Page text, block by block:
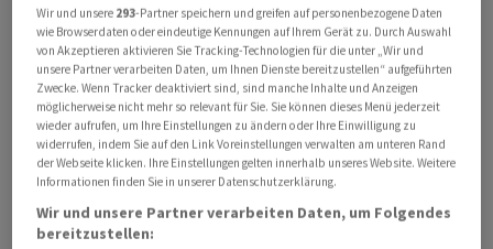
Laut dem WTW Pension Index konnte damit der
schlechte Jahresstart kompensiert werden.
Haupttreiber der Erholung war laut einer Mitteilung
vom Donnerstag die starke Anlageperformance. Zudem
seien zeitgleich die Pensionsverpflichtungen
weitgehend stabil geblieben.
Konkret stieg der WTW Pension Index im zweiten
Wir und unsere 293-Partner speichern und greifen auf personenbezogene Daten
wie Browserdaten oder eindeutige Kennungen auf Ihrem Gerät zu. Durch Auswahl
von Akzeptieren aktivieren Sie Tracking-Technologien für die unter „Wir und
unsere Partner verarbeiten Daten, um Ihnen Dienste bereitzustellen“ aufgeführten
Zwecke. Wenn Tracker deaktiviert sind, sind manche Inhalte und Anzeigen
möglicherweise nicht mehr so relevant für Sie. Sie können dieses Menü jederzeit
wieder aufrufen, um Ihre Einstellungen zu ändern oder Ihre Einwilligung zu
widerrufen, indem Sie auf den Link Voreinstellungen verwalten am unteren Rand
der Webseite klicken. Ihre Einstellungen gelten innerhalb unseres Website. Weitere
Informationen finden Sie in unserer Datenschutzerklärung.
Wir und unsere Partner verarbeiten Daten, um Folgendes
bereitzustellen: